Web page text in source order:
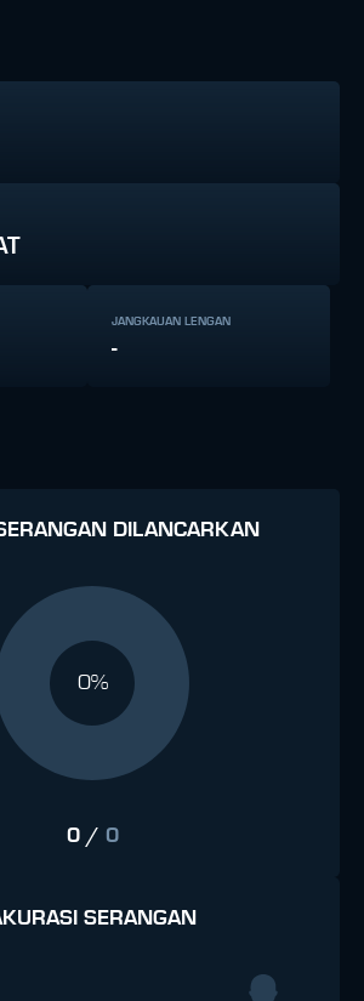
JANGKAUAN LENGAN
-
DILANCARKAN
0%
0/ 0
SERANGAN